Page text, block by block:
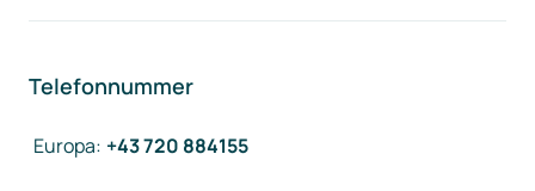
Telefonnummer
Europa: +43 720 884155